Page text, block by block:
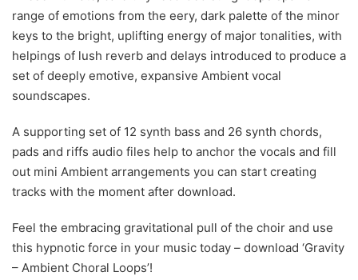
range of emotions from the eery, dark palette of the minor
keys to the bright, uplifting energy of major tonalities, with
helpings of lush reverb and delays introduced to produce a
set of deeply emotive, expansive Ambient vocal
soundscapes.
A supporting set of 12 synth bass and 26 synth chords,
pads and riffs audio files help to anchor the vocals and fill
out mini Ambient arrangements you can start creating
tracks with the moment after download.
Feel the embracing gravitational pull of the choir and use
this hypnotic force in your music today – download ‘Gravity
– Ambient Choral Loops’!